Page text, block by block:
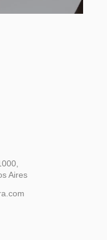
Aires